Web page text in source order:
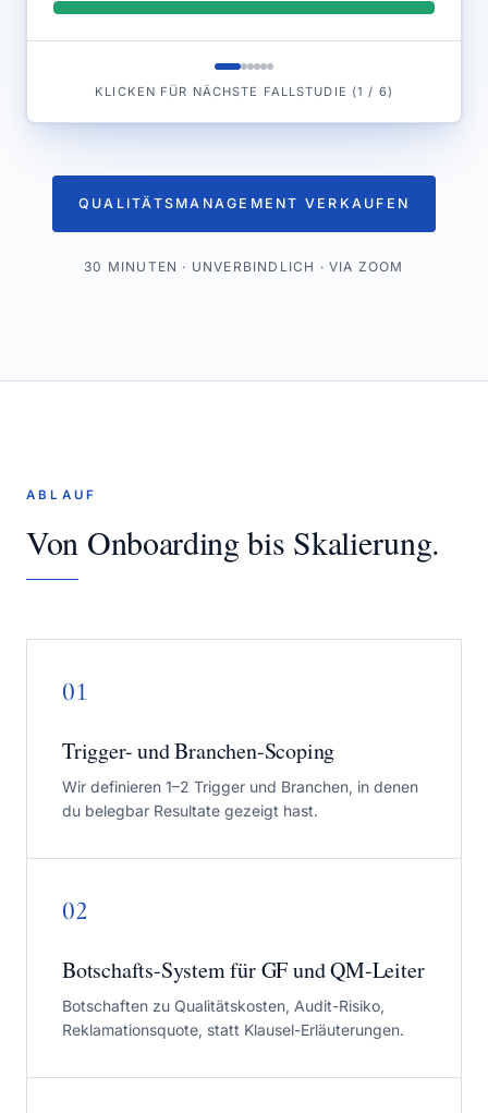
KLICKEN FÜR NÄCHSTE FALLSTUDIE (1 / 6)
QUALITÄTSMANAGEMENT VERKAUFEN
30 MINUTEN · UNVERBINDLICH · VIA ZOOM
ABLAUF
Von Onboarding bis Skalierung.
01
Trigger- und Branchen-Scoping
Wir definieren 1–2 Trigger und Branchen, in denen
du belegbar Resultate gezeigt hast.
02
Botschafts-System für GF und QM-Leiter
Botschaften zu Qualitätskosten, Audit-Risiko,
Reklamationsquote, statt Klausel-Erläuterungen.